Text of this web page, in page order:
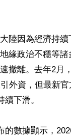
陸因為經濟持
緣政治不穩等
撤離。去年2月
外資，但最新
下滑。
的數據顯示，